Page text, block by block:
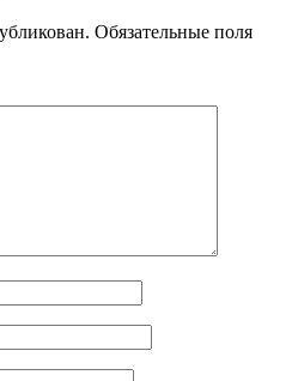
Обязательные поля